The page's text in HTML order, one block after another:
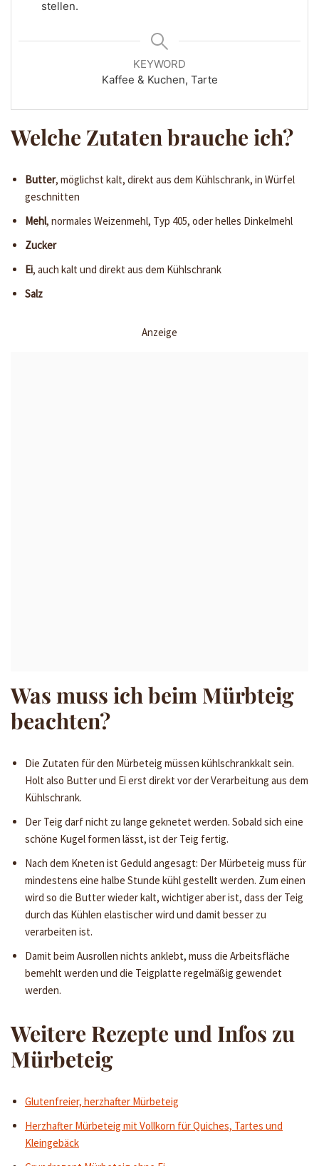
stellen.
KEYWORD
Kaffee & Kuchen, Tarte
Welche Zutaten brauche ich?
Butter, möglichst kalt, direkt aus dem Kühlschrank, in Würfel
geschnitten
Mehl, normales Weizenmehl, Typ 405, oder helles Dinkelmehl
Zucker
Ei, auch kalt und direkt aus dem Kühlschrank
Salz
Anzeige
Was muss ich beim Mürbteig
beachten?
Die Zutaten für den Mürbeteig müssen kühlschrankkalt sein.
Holt also Butter und Ei erst direkt vor der Verarbeitung aus dem
Kühlschrank.
Der Teig darf nicht zu lange geknetet werden. Sobald sich eine
schöne Kugel formen lässt, ist der Teig fertig.
Nach dem Kneten ist Geduld angesagt: Der Mürbeteig muss für
mindestens eine halbe Stunde kühl gestellt werden. Zum einen
wird so die Butter wieder kalt, wichtiger aber ist, dass der Teig
durch das Kühlen elastischer wird und damit besser zu
verarbeiten ist.
Damit beim Ausrollen nichts anklebt, muss die Arbeitsfläche
bemehlt werden und die Teigplatte regelmäßig gewendet
werden.
Weitere Rezepte und Infos zu
Mürbeteig
Glutenfreier, herzhafter Mürbeteig
Herzhafter Mürbeteig mit Vollkorn für Quiches, Tartes und
Kleingebäck